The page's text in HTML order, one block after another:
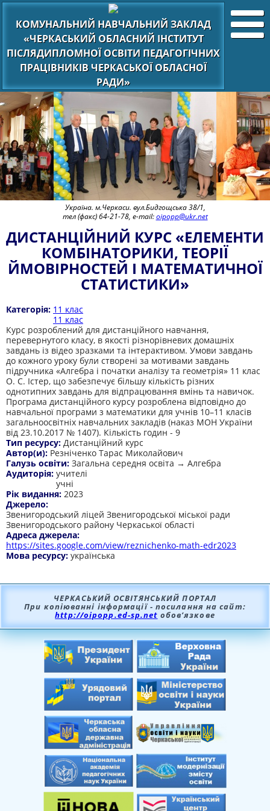
КОМУНАЛЬНИЙ НАВЧАЛЬНИЙ ЗАКЛАД
«ЧЕРКАСЬКИЙ ОБЛАСНИЙ ІНСТИТУТ
ПІСЛЯДИПЛОМНОЇ ОСВІТИ ПЕДАГОГІЧНИХ
ПРАЦІВНИКІВ ЧЕРКАСЬКОЇ ОБЛАСНОЇ
РАДИ»
Україна. м.Черкаси. вул.Бидгощська 38/1,
тел (факс) 64-21-78, e-mail:oipopp@ukr.net
ДИСТАНЦІЙНИЙ КУРС «ЕЛЕМЕНТИ
КОМБІНАТОРИКИ, ТЕОРІЇ
ЙМОВІРНОСТЕЙ І МАТЕМАТИЧНОЇ
СТАТИСТИКИ»
Категорія: 11 клас
11 клас
Курс розроблений для дистанційного навчання,
перевернутого класу, в якості різнорівневих домашніх
завдань із відео зразками та інтерактивом. Умови завдань
до кожного уроку були створені за мотивами завдань
підручника «Алгебра і початки аналізу та геометрія» 11 клас
О. С. Істер, що забезпечує більшу кількість різних
однотипних завдань для відпрацювання вмінь та навичок.
Програма дистанційного курсу розроблена відповідно до
навчальної програми з математики для учнів 10–11 класів
загальноосвітніх навчальних закладів (наказ МОН України
від 23.10.2017 № 1407). Кількість годин - 9
Тип ресурсу: Дистанційний курс
Автор(и): Резніченко Тарас Миколайович
Галузь освіти: Загальна середня освіта → Алгебра
Аудиторія: учителі
учні
Рік видання: 2023
Джерело:
Звенигородський ліцей Звенигородської міської ради
Звенигородського району Черкаської області
Адреса джерела:
https://sites.google.com/view/reznichenko-math-edr2023
Мова ресурсу: українська
ЧЕРКАСЬКИЙ ОСВІТЯНСЬКИЙ ПОРТАЛ
При копіюванні інформації - посилання на сайт:
http://oipopp.ed-sp.net обов’язкове